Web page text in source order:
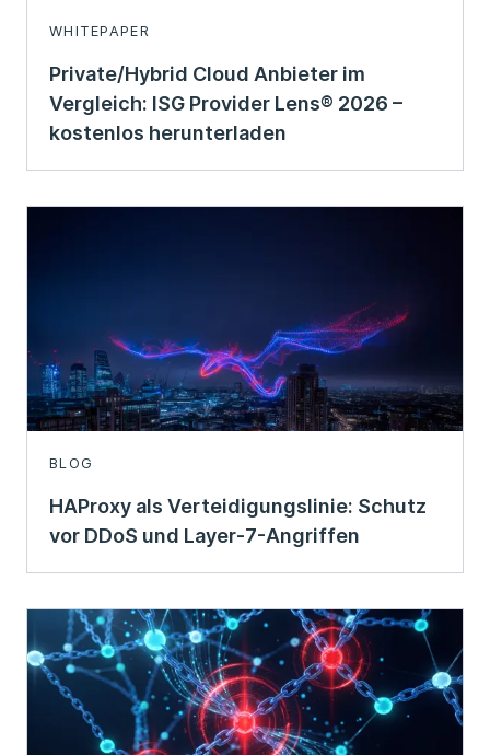
WHITEPAPER
Private/Hybrid Cloud Anbieter im
Vergleich: ISG Provider Lens® 2026 –
kostenlos herunterladen
BLOG
HAProxy als Verteidigungslinie: Schutz
vor DDoS und Layer-7-Angriffen